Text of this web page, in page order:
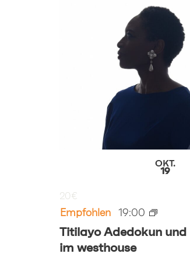
PHOTO
OKT.
19
Titilayo Adedokun und
im westhouse
Empfohlen 19:00
20€